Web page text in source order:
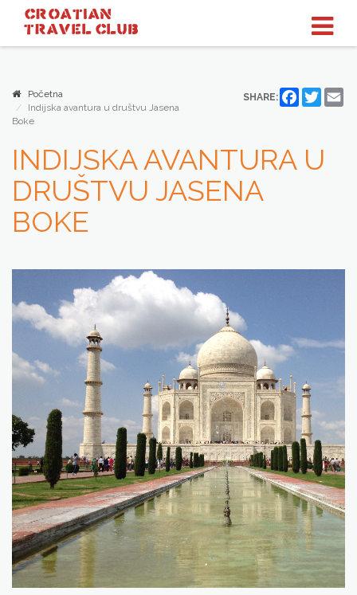
CROATIAN
TRAVEL CLUB
Početna
Indijska avantura u društvu Jasena
Boke
SHARE: Facebook
Twitter
INDIJSKA AVANTURA U
DRUŠTVU JASENA
BOKE